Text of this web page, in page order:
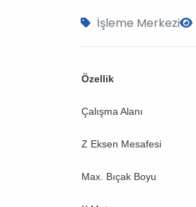
İşleme Merkezi
Özellik
Çalışma Alanı
Z Eksen Mesafesi
Max. Bıçak Boyu